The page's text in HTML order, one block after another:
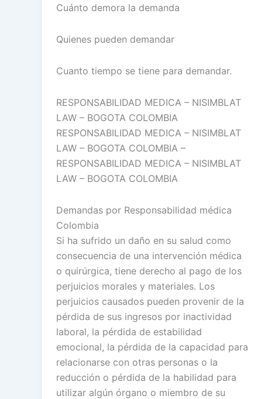
Cuánto demora la demanda
Quienes pueden demandar
Cuanto tiempo se tiene para demandar.
RESPONSABILIDAD MEDICA – NISIMBLAT
LAW – BOGOTA COLOMBIA
RESPONSABILIDAD MEDICA – NISIMBLAT
LAW – BOGOTA COLOMBIA –
RESPONSABILIDAD MEDICA – NISIMBLAT
LAW – BOGOTA COLOMBIA
Demandas por Responsabilidad médica
Colombia
Si ha sufrido un daño en su salud como
consecuencia de una intervención médica
o quirúrgica, tiene derecho al pago de los
perjuicios morales y materiales. Los
perjuicios causados pueden provenir de la
pérdida de sus ingresos por inactividad
laboral, la pérdida de estabilidad
emocional, la pérdida de la capacidad para
relacionarse con otras personas o la
reducción o pérdida de la habilidad para
utilizar algún órgano o miembro de su